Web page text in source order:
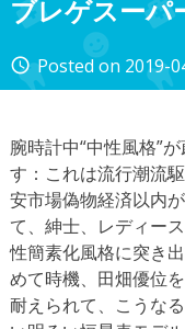
ブレゲスーパ
access_time Posted on 2019-
腕時計中“中性風格”
す：これは流行潮流
安市場偽物経済以内
て、紳士、レディー
性簡素化風格に突き
めて時機、田畑優位
耐えられて、こうな